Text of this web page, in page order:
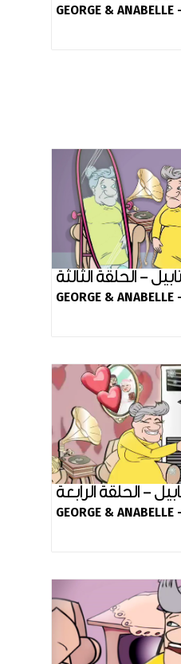
GEORGE & ANABELLE
- الحلقة الثالثة
GEORGE & ANABELLE
- الحلقة الرابعة
GEORGE & ANABELLE